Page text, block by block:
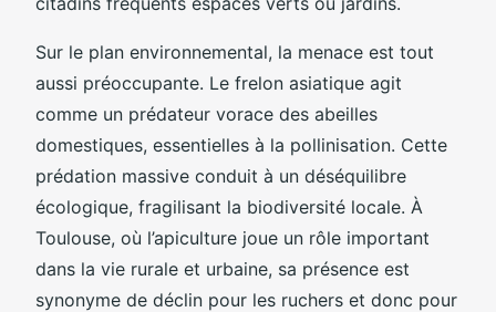
Sur le plan environnemental, la menace est tout
aussi préoccupante. Le frelon asiatique agit
comme un prédateur vorace des abeilles
domestiques, essentielles à la pollinisation. Cette
prédation massive conduit à un déséquilibre
écologique, fragilisant la biodiversité locale. À
Toulouse, où l’apiculture joue un rôle important
dans la vie rurale et urbaine, sa présence est
synonyme de déclin pour les ruchers et donc pour